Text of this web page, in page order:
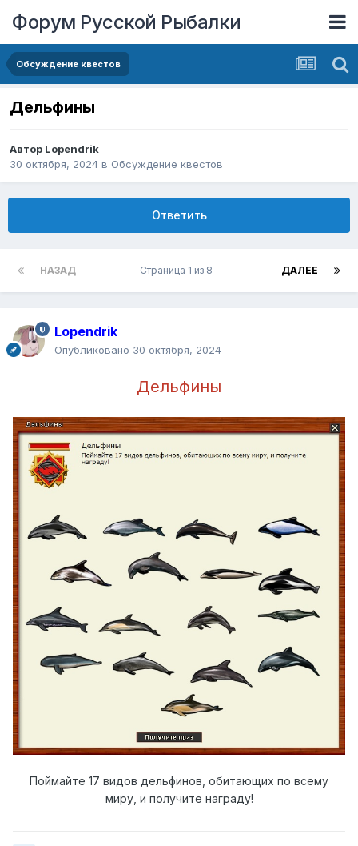
Форум Русской Рыбалки
Обсуждение квестов
Дельфины
Автор Lopendrik
30 октября, 2024 в Обсуждение квестов
Ответить
НАЗАД ДАЛЕЕ
Страница 1 из 8
Lopendrik
Опубликовано 30 октября, 2024
Дельфины
Поймайте 17 видов дельфинов, обитающих по всему
миру, и получите награду!